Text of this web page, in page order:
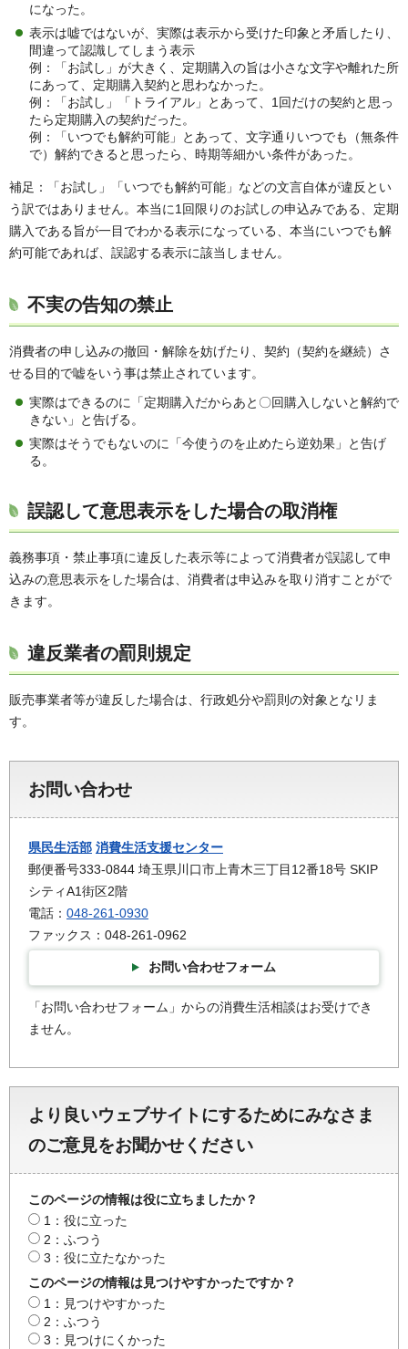
になった。
表示は嘘ではないが、実際は表示から受けた印象と矛盾したり、
間違って認識してしまう表示
例：「お試し」が大きく、定期購入の旨は小さな文字や離れた所
にあって、定期購入契約と思わなかった。
例：「お試し」「トライアル」とあって、1回だけの契約と思っ
たら定期購入の契約だった。
例：「いつでも解約可能」とあって、文字通りいつでも（無条件
で）解約できると思ったら、時期等細かい条件があった。
補足：「お試し」「いつでも解約可能」などの文言自体が違反とい
う訳ではありません。本当に1回限りのお試しの申込みである、定期
購入である旨が一目でわかる表示になっている、本当にいつでも解
約可能であれば、誤認する表示に該当しません。
不実の告知の禁止
消費者の申し込みの撤回・解除を妨げたり、契約（契約を継続）さ
せる目的で嘘をいう事は禁止されています。
実際はできるのに「定期購入だからあと〇回購入しないと解約で
きない」と告げる。
実際はそうでもないのに「今使うのを止めたら逆効果」と告げ
る。
誤認して意思表示をした場合の取消権
義務事項・禁止事項に違反した表示等によって消費者が誤認して申
込みの意思表示をした場合は、消費者は申込みを取り消すことがで
きます。
違反業者の罰則規定
販売事業者等が違反した場合は、行政処分や罰則の対象となリま
す。
お問い合わせ
県民生活部 消費生活支援センター
郵便番号333-0844 埼玉県川口市上青木三丁目12番18号 SKIP
シティA1街区2階
電話： 048-261-0930
ファックス：048-261-0962
お問い合わせフォーム
「お問い合わせフォーム」からの消費生活相談はお受けでき
ません。
より良いウェブサイトにするためにみなさま
のご意見をお聞かせください
このページの情報は役に立ちましたか？
1：役に立った
2：ふつう
3：役に立たなかった
このページの情報は見つけやすかったですか？
1：見つけやすかった
2：ふつう
3：見つけにくかった